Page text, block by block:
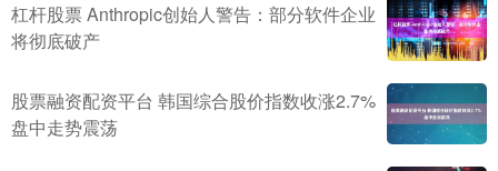
杠杆股票 Anthropic创始人警告：部分软件企业
将彻底破产
股票融资配资平台 韩国综合股价指数收涨2.7%
盘中走势震荡